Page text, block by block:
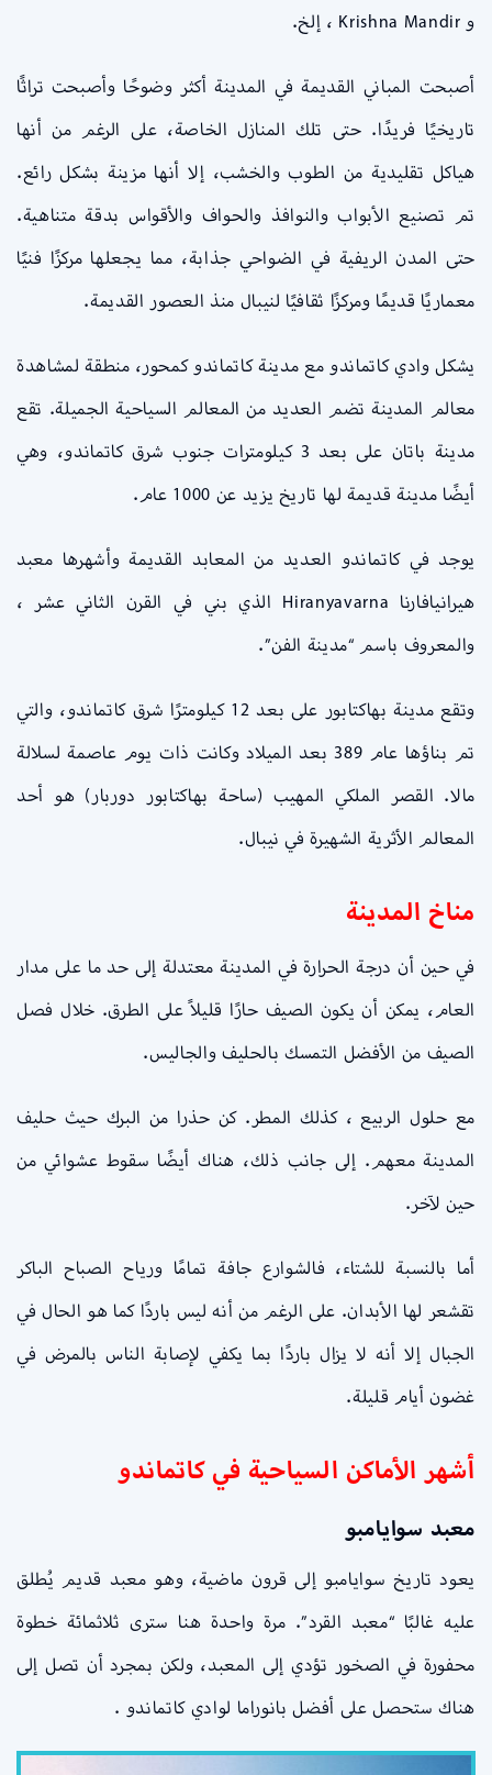
و Krishna Mandir ، إلخ.
أصبحت المباني القديمة في المدينة أكثر وضوحًا وأصبحت تراثًا
تاريخيًا فريدًا. حتى تلك المنازل الخاصة، على الرغم من أنها
هياكل تقليدية من الطوب والخشب، إلا أنها مزينة بشكل رائع.
تم تصنيع الأبواب والنوافذ والحواف والأقواس بدقة متناهية.
حتى المدن الريفية في الضواحي جذابة، مما يجعلها مركزًا فنيًا
معماريًا قديمًا ومركزًا ثقافيًا لنيبال منذ العصور القديمة.
يشكل وادي كاتماندو مع مدينة كاتماندو كمحور، منطقة لمشاهدة
معالم المدينة تضم العديد من المعالم السياحية الجميلة. تقع
مدينة باتان على بعد 3 كيلومترات جنوب شرق كاتماندو، وهي
أيضًا مدينة قديمة لها تاريخ يزيد عن 1000 عام.
يوجد في كاتماندو العديد من المعابد القديمة وأشهرها معبد
هيرانيافارنا Hiranyavarna الذي بني في القرن الثاني عشر ،
والمعروف باسم “مدينة الفن”.
وتقع مدينة بهاكتابور على بعد 12 كيلومترًا شرق كاتماندو، والتي
تم بناؤها عام 389 بعد الميلاد وكانت ذات يوم عاصمة لسلالة
مالا. القصر الملكي المهيب (ساحة بهاكتابور دوربار) هو أحد
المعالم الأثرية الشهيرة في نيبال.
مناخ المدينة
في حين أن درجة الحرارة في المدينة معتدلة إلى حد ما على مدار
العام، يمكن أن يكون الصيف حارًا قليلاً على الطرق. خلال فصل
الصيف من الأفضل التمسك بالحليف والجاليس.
مع حلول الربيع ، كذلك المطر. كن حذرا من البرك حيث حليف
المدينة معهم. إلى جانب ذلك، هناك أيضًا سقوط عشوائي من
حين لآخر.
أما بالنسبة للشتاء، فالشوارع جافة تمامًا ورياح الصباح الباكر
تقشعر لها الأبدان. على الرغم من أنه ليس باردًا كما هو الحال في
الجبال إلا أنه لا يزال باردًا بما يكفي لإصابة الناس بالمرض في
غضون أيام قليلة.
أشهر الأماكن السياحية في كاتماندو
معبد سوايامبو
يعود تاريخ سوايامبو إلى قرون ماضية، وهو معبد قديم يُطلق
عليه غالبًا “معبد القرد”. مرة واحدة هنا سترى ثلاثمائة خطوة
محفورة في الصخور تؤدي إلى المعبد، ولكن بمجرد أن تصل إلى
هناك ستحصل على أفضل بانوراما لوادي كاتماندو .